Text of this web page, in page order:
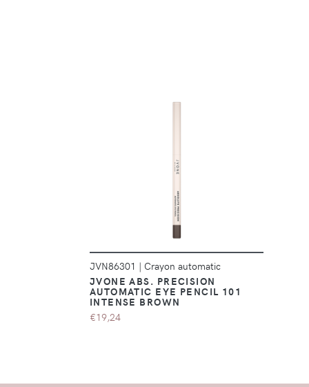
DÉTAILS
JVN86301 | Crayon automatic
JVONE ABS. PRECISION
AUTOMATIC EYE PENCIL 101
INTENSE BROWN
€19,24